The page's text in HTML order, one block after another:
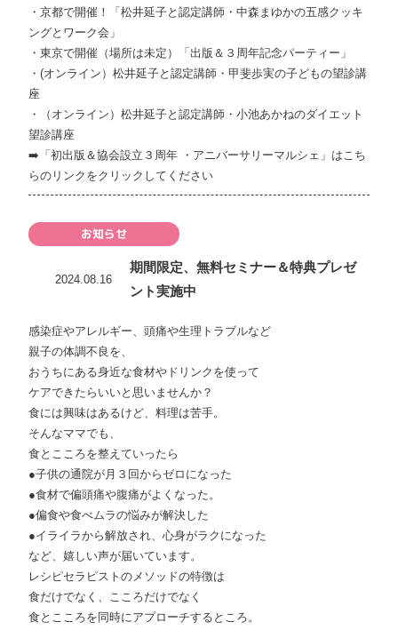
​・京都で開催！「松井延子と認定講師・中森まゆかの五感クッキ
ングとワーク会」
​・東京で開催（場所は未定）「出版＆３周年記念パーティー」
・(オンライン）松井延子と認定講師・甲斐歩実の子どもの望診講
座
・（オンライン）松井延子と認定講師・小池あかねのダイエット
望診講座
➡️ 「初出版＆協会設立３周年 ・アニバーサリーマルシェ」はこち
らのリンクをクリックしてください
お知らせ
2024.08.16
期間限定、無料セミナー＆特典プレゼ
ント実施中
感染症やアレルギー、頭痛や生理トラブルなど
親子の体調不良を、
おうちにある身近な食材やドリンクを使って
ケアできたらいいと思いませんか？
食には興味はあるけど、料理は苦手。
そんなママでも、
食とこころを整えていったら
●子供の通院が月３回からゼロになった
●食材で偏頭痛や腹痛がよくなった。
●偏食や食べムラの悩みが解決した
●イライラから解放され、心身がラクになった
など、嬉しい声が届いています。
レシピセラピストのメソッドの特徴は
食だけでなく、こころだけでなく
食とこころを同時にアプローチするところ。